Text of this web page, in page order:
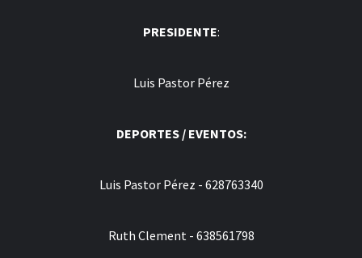
PRESIDENTE:
Luis Pastor Pérez
DEPORTES / EVENTOS:
Luis Pastor Pérez - 628763340
Ruth Clement - 638561798